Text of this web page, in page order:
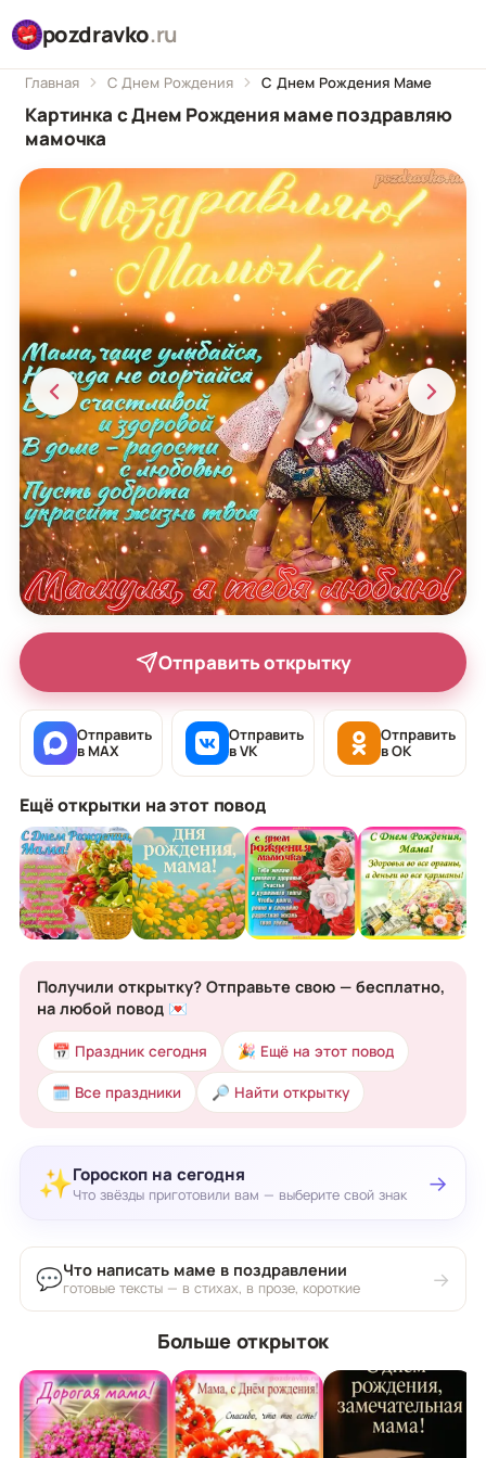
pozdravko.ru
Главная С Днем Рождения С Днем Рождения Маме
Картинка с Днем Рождения маме поздравляю
мамочка
Отправить открытку
Отправить
в MAX
Отправить
в VK
Отправить
в OK
Ещё открытки на этот повод
Получили открытку? Отправьте свою — бесплатно,
на любой повод 💌
📅 Праздник сегодня 🎉 Ещё на этот повод
🗓 Все праздники 🔎 Найти открытку
✨Гороскоп на сегодня
Что звёзды приготовили вам — выберите свой знак →
💬Что написать маме в поздравлении
готовые тексты — в стихах, в прозе, короткие →
Больше открыток